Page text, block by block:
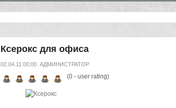
Ксерокс для офиса
02.04.11 00:00 АДМИНИСТРАТОР
(0- user rating)